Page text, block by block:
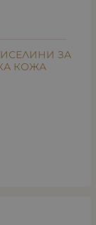
ЗА
КОЖА